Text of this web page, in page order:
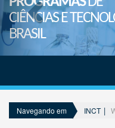
CIÊNCIAS E
BRASIL
Navegando em INCT